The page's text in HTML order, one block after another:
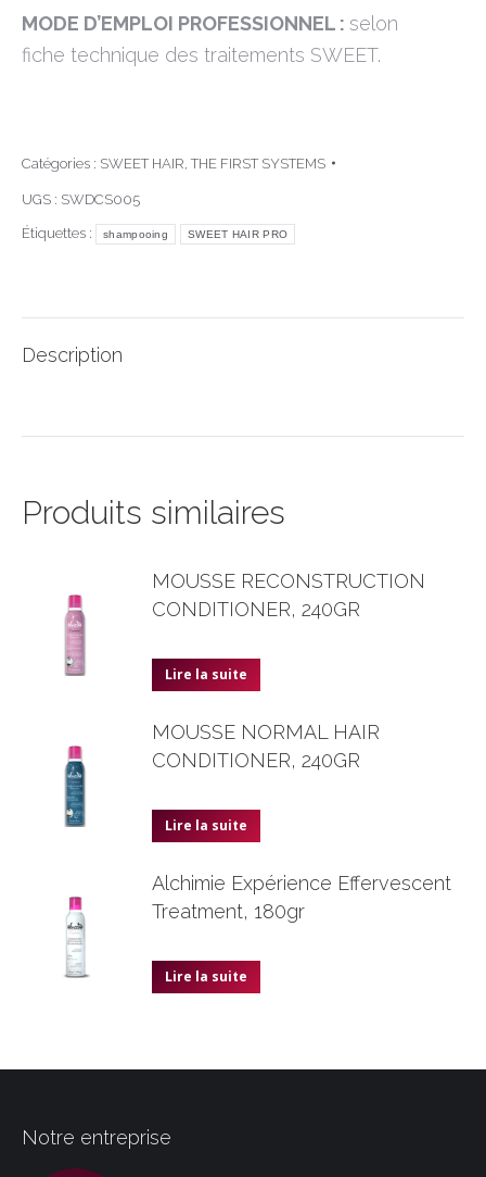
MODE D’EMPLOI PROFESSIONNEL : selon
fiche technique des traitements SWEET.
Catégories : SWEET HAIR ,THE FIRST SYSTEMS
UGS : SWDCS005
Étiquettes : shampooing SWEET HAIR PRO
Description
Produits similaires
MOUSSE RECONSTRUCTION
CONDITIONER, 240GR
Lire la suite
MOUSSE NORMAL HAIR
CONDITIONER, 240GR
Lire la suite
Alchimie Expérience Effervescent
Treatment, 180gr
Lire la suite
Notre entreprise